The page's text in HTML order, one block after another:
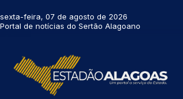
sexta-feira, 07 de agosto de 2026
Portal de notícias do Sertão Alagoano